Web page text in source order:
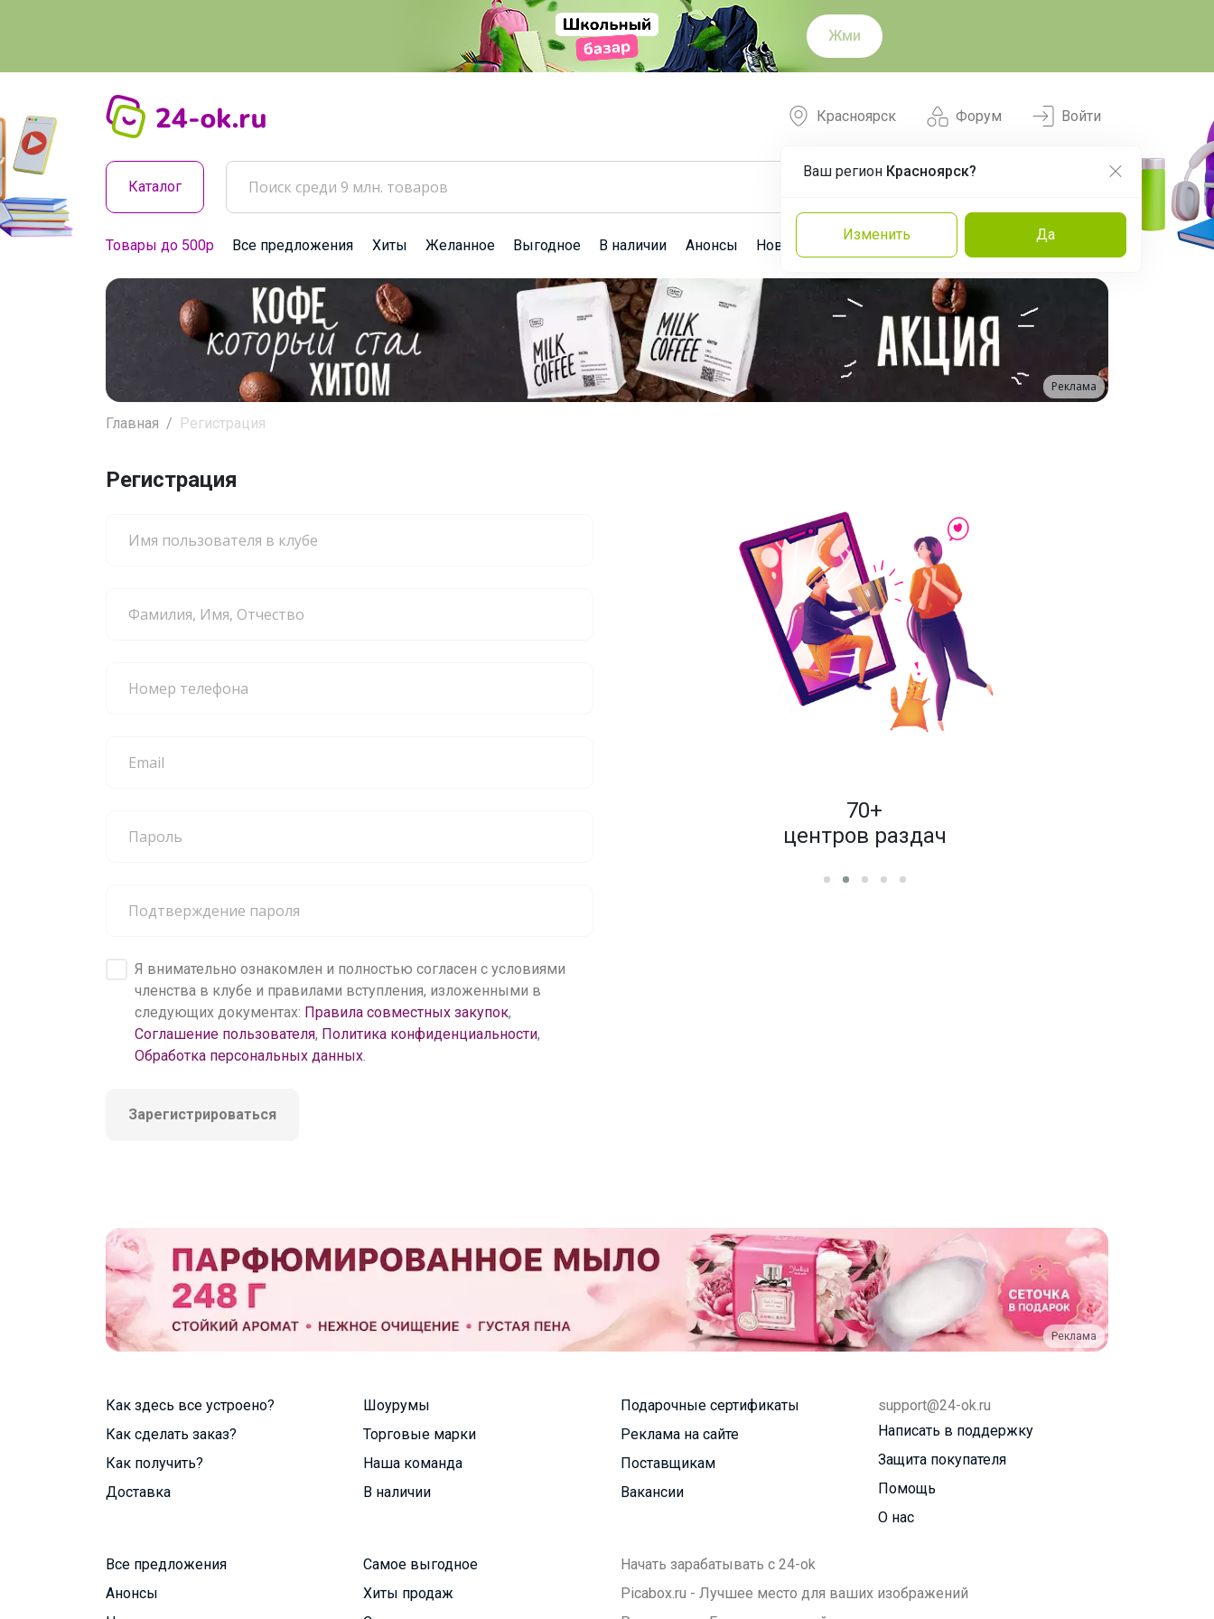
Жми
Форум
Красноярск
Ваш регион Красноярск?
Изменить Да
Войти
Каталог
Товары до 500р Все предложения Хиты Желанное Выгодное В наличии Анонсы Новости Команда Эксперты
Реклама
Главная Регистрация
Регистрация
Я внимательно ознакомлен и полностью согласен с условиями
членства в клубе и правилами вступления, изложенными в
следующих документах: Правила совместных закупок,
Соглашение пользователя, Политика конфиденциальности,
Обработка персональных данных.
Зарегистрироваться
пользователей
70+
центров раздач
Реклама
Как здесь все устроено?
Как сделать заказ?
Как получить?
Доставка
Шоурумы
Торговые марки
Наша команда
В наличии
Подарочные сертификаты
Реклама на сайте
Поставщикам
Вакансии
support@24-ok.ru
Написать в поддержку
Защита покупателя
Помощь
О нас
Все предложения
Анонсы
Самое выгодное
Хиты продаж
Начать зарабатывать с 24-ok
Picabox.ru - Лучшее место для ваших изображений